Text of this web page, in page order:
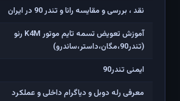
عنوان مطلب
نقد ، بررسی و مقایسه رانا و تندر 90 در ایران
آموزش تعویض تسمه تایم موتور K4M رنو
(تندر90،مگان،داستر،ساندرو)
ایمنی تندر90
معرفی رله دوبل و دیاگرام داخلی و عملکرد